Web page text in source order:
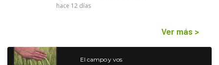
hace 12 días
Ver más >
El campo y vos